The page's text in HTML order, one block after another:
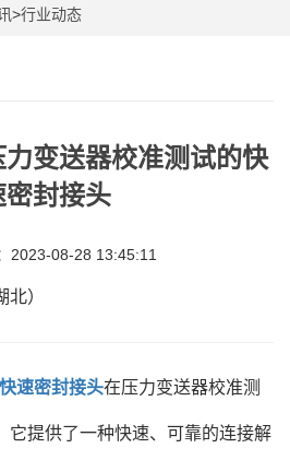
>行业动态
变送器校准测试的快
密封接头
2023-08-28 13:45:11
）
快速密封接头在压力变送器校准测
它提供了一种快速、可靠的连接解